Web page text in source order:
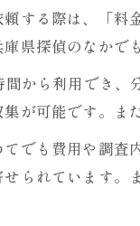
する際は、「料
県探偵のなかで
から利用でき
が可能です。ま
でも費用や調
られています。